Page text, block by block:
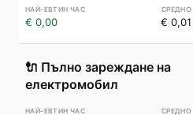
€ 0,00 € 0,01
🔌 Пълно зареждане на
електромобил